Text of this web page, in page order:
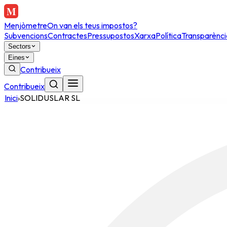
MenjòmetreOn van els teus impostos?
SubvencionsContractesPressupostosXarxaPolítica
Sectors
Eines
Contribueix
Contribueix
Inici›SOLIDUSLAR SL